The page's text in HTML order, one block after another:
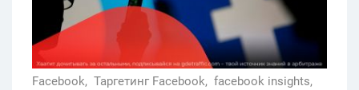
Facebook, Таргетинг Facebook, facebook insights,